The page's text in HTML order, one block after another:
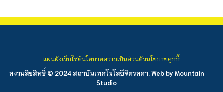
สงวนลิขสิทธิ์ © 2024 สถาบันเทคโนโลยีจิตรลดา. Web by Mountain
Studio
แผนผังเว็บไซต์นโยบายความเป็นส่วนตัวนโยบายคุกกี้